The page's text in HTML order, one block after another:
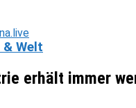
Welt
erhält immer